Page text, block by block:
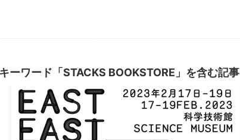
キーワード「STACKS BOOKSTORE」を含む記事